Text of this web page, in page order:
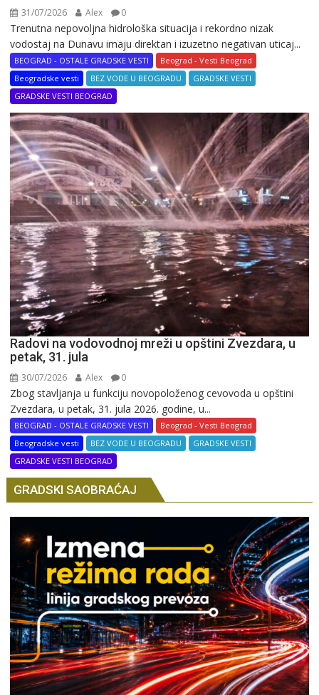
31/07/2026 Alex 0
Trenutna nepovoljna hidrološka situacija i rekordno nizak
vodostaj na Dunavu imaju direktan i izuzetno negativan uticaj...
BEOGRAD - OSTALE GRADSKE VESTI
Beograd - Vesti Beograd
Beogradske vesti
BEZ VODE U BEOGRADU
GRADSKE VESTI
GRADSKE VESTI BEOGRAD
Radovi na vodovodnoj mreži u opštini Zvezdara, u
petak, 31. jula
30/07/2026 Alex 0
Zbog stavljanja u funkciju novopoloženog cevovoda u opštini
Zvezdara, u petak, 31. jula 2026. godine, u...
BEOGRAD - OSTALE GRADSKE VESTI
Beograd - Vesti Beograd
Beogradske vesti
BEZ VODE U BEOGRADU
GRADSKE VESTI
GRADSKE VESTI BEOGRAD
GRADSKI SAOBRAĆAJ